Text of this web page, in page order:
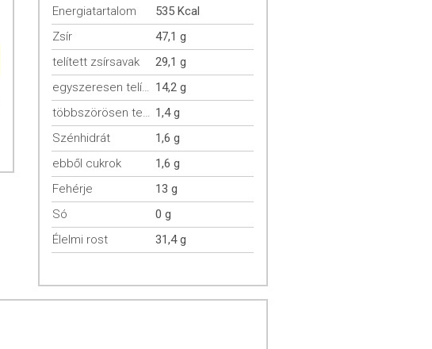
Energiatartalom
535 Kcal
Zsír
47,1 g
telített zsírsavak
29,1 g
egyszeresen telítetlen zsírsavak 14,2 g
többszörösen telítetlen zsírsavak 1,4 g
Szénhidrát
1,6 g
ebből cukrok
1,6 g
Fehérje
13 g
Só
0 g
Élelmi rost
31,4 g